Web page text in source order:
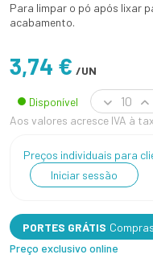
Para limpar o pó após lixar
acabamento.
3,74 € /UN
Disponível
Aos valores acresce IVA à
Preços individuais para
Iniciar sessão
PORTES GRÁTIS
Preço exclusivo online